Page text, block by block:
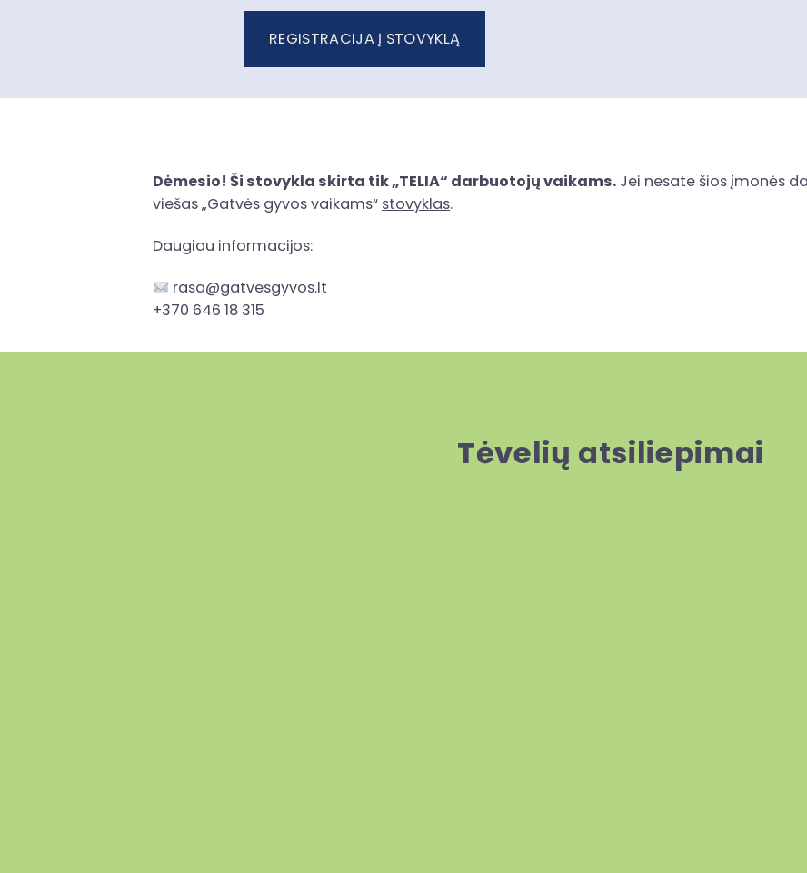
REGISTRACIJA Į STOVYKLĄ
Dėmesio! Ši stovykla skirta tik „TELIA“ darbuotojų vaikams. Jei nesate šios įmonės
viešas „Gatvės gyvos vaikams“ stovyklas.
Daugiau informacijos:
rasa@gatvesgyvos.lt
+370 646 18 315
Tėvelių atsiliepimai